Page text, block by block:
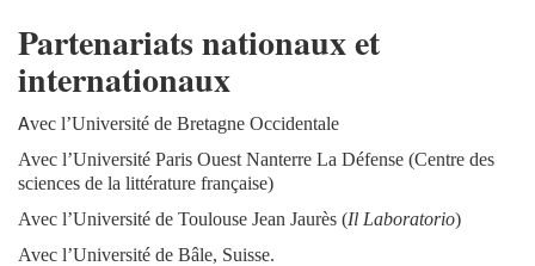
Partenariats nationaux et
internationaux
Avec l’Université de Bretagne Occidentale
Avec l’Université Paris Ouest Nanterre La Défense (Centre des
sciences de la littérature française)
Avec l’Université de Toulouse Jean Jaurès (Il Laboratorio)
Avec l’Université de Bâle, Suisse.